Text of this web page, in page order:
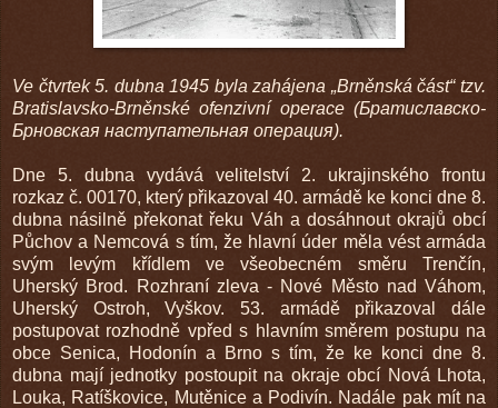
Ve čtvrtek 5. dubna 1945 byla zahájena „Brněnská část“ tzv.
Bratislavsko-Brněnské ofenzivní operace (Братиславско-
Брновская наступательная операция).
Dne 5. dubna vydává velitelství 2. ukrajinského frontu
rozkaz č. 00170, který přikazoval 40. armádě ke konci dne 8.
dubna násilně překonat řeku Váh a dosáhnout okrajů obcí
Půchov a Nemcová s tím, že hlavní úder měla vést armáda
svým levým křídlem ve všeobecném směru Trenčín,
Uherský Brod. Rozhraní zleva - Nové Město nad Váhom,
Uherský Ostroh, Vyškov. 53. armádě přikazoval dále
postupovat rozhodně vpřed s hlavním směrem postupu na
obce Senica, Hodonín a Brno s tím, že ke konci dne 8.
dubna mají jednotky postoupit na okraje obcí Nová Lhota,
Louka, Ratíškovice, Mutěnice a Podivín. Nadále pak mít na